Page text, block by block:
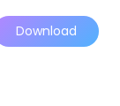
Download